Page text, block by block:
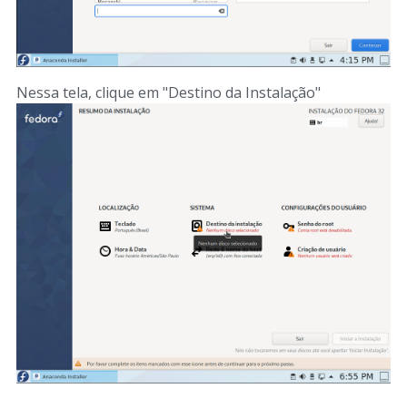
Nessa tela, clique em "Destino da Instalação"